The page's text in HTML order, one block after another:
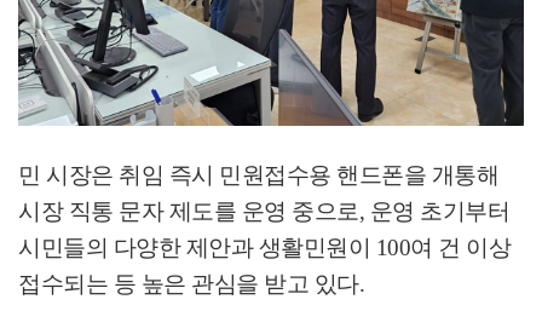
민 시장은 취임 즉시 민원접수용 핸드폰을 개통해
시장 직통 문자 제도를 운영 중으로, 운영 초기부터
시민들의 다양한 제안과 생활민원이 100여 건 이상
접수되는 등 높은 관심을 받고 있다.